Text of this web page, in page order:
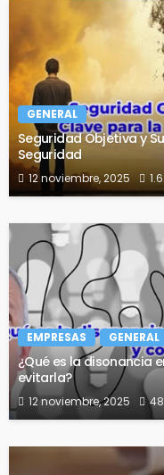
GENERAL
Seguridad Objetiva y
Seguridad
12 noviembre, 2025
EMPRESAS GENERAL
¿Qué es la disonancia
evitarla?
12 noviembre, 2025